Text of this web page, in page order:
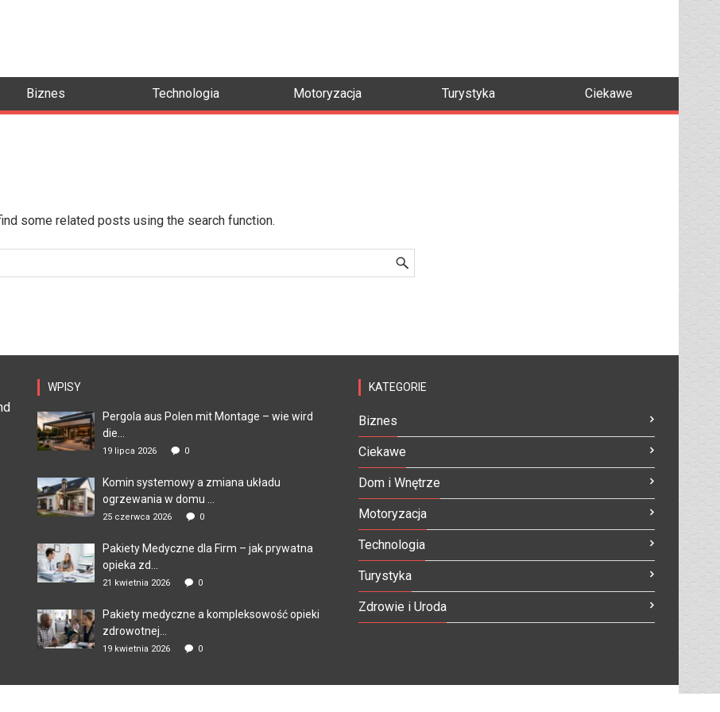
Biznes Technologia Motoryzacja Turystyka Ciekawe
some related posts using the search function.
WPISY
Pergola aus Polen mit Montage – wie wird
die...
19 lipca 2026 0
Komin systemowy a zmiana układu
ogrzewania w domu ...
25 czerwca 2026 0
Pakiety Medyczne dla Firm – jak prywatna
opieka zd...
21 kwietnia 2026 0
Pakiety medyczne a kompleksowość opieki
zdrowotnej...
19 kwietnia 2026 0
KATEGORIE
Biznes
Ciekawe
Dom i Wnętrze
Motoryzacja
Technologia
Turystyka
Zdrowie i Uroda